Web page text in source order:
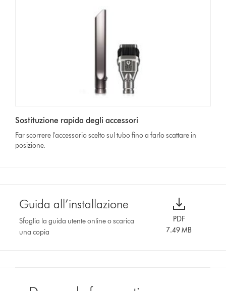
Sostituzione rapida degli accessori
Far scorrere l'accessorio scelto sul tubo fino a farlo scattare in
posizione.
Guida all’installazione
Sfoglia la guida utente online o scarica
una copia
PDF
7.49 MB